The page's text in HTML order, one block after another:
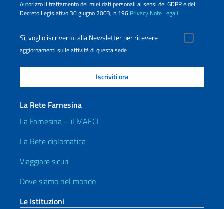
Autorizzo il trattamento dei miei dati personali ai sensi del GDPR e del
Decreto Legislativo 30 giugno 2003, n.196 Privacy Note Legali
Sì, voglio iscrivermi alla Newsletter per ricevere
aggiornamenti sulle attività di questa sede
La Rete Farnesina
La Farnesina – il MAECI
La Rete diplomatica
Viaggiare sicuri
Dove siamo nel mondo
Le Istituzioni